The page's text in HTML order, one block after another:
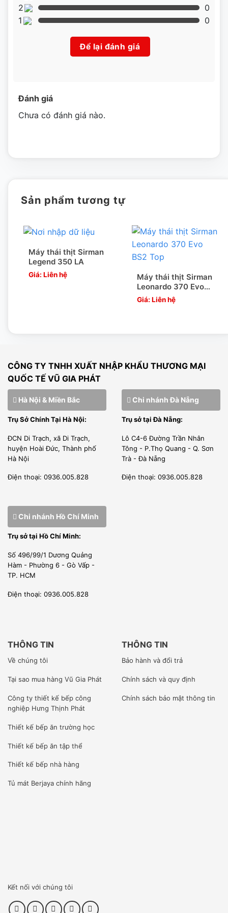
thịt.
2
0
1
0
Để lại đánh giá
Đánh giá
Chưa có đánh giá nào.
Sản phẩm tương tự
Máy thái thịt Sirman
Legend 350 LA
Giá: Liên hệ
Máy thái thịt Sirman
Leonardo 370 Evo
BS2 Top
Giá: Liên hệ
CÔNG TY TNHH XUẤT NHẬP KHẨU THƯƠNG MẠI
QUỐC TẾ VŨ GIA PHÁT
Hà Nội & Miền Bắc
Trụ Sở Chính Tại Hà Nội:
ĐCN Di Trạch, xã Di Trạch,
huyện Hoài Đức, Thành phố
Hà Nội
Điện thoại: 0936.005.828
Chi nhánh Đà Nẵng
Trụ sở tại Đà Nẵng:
Lô C4-6 Đường Trần Nhân
Tông - P.Thọ Quang - Q. Sơn
Trà - Đà Nẵng
Điện thoại: 0936.005.828
Chi nhánh Hồ Chí Minh
Trụ sở tại Hồ Chí Minh:
Số 496/99/1 Dương Quảng
Hàm - Phường 6 - Gò Vấp -
TP. HCM
Điện thoại: 0936.005.828
THÔNG TIN
Về chúng tôi
Tại sao mua hàng Vũ Gia Phát
Công ty thiết kế bếp công
nghiệp Hưng Thịnh Phát
Thiết kế bếp ăn trường học
Thiết kế bếp ăn tập thể
Thiết kế bếp nhà hàng
Tủ mát Berjaya chính hãng
THÔNG TIN
Bảo hành và đổi trả
Chính sách và quy định
Chính sách bảo mật thông tin
Kết nối với chúng tôi